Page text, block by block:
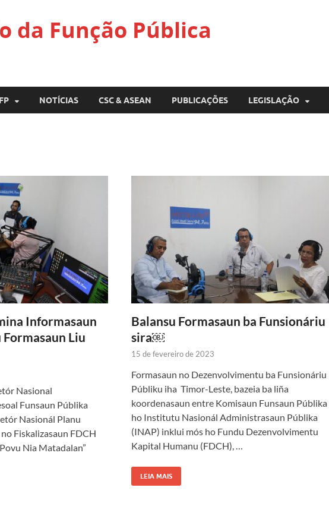
da Função Pública
NOTÍCIAS CSC & ASEAN PUBLICAÇÕES LEGISLAÇÃO
Informasaun
Liu
Nasional
Funsaun Públika
Nasionál Planu
Fiskalizasaun FDCH
Nia Matadalan”
Balansu Formasaun ba Funsionáriu
sira￼
15 de fevereiro de 2023
Formasaun no Dezenvolvimentu ba Funsionáriu
Públiku iha Timor-Leste, bazeia ba liña
koordenasaun entre Komisaun Funsaun Públika
ho Institutu Nasionál Administrasaun Públika
(INAP) inklui mós ho Fundu Dezenvolvimentu
Kapital Humanu (FDCH), …
LEIA MAIS